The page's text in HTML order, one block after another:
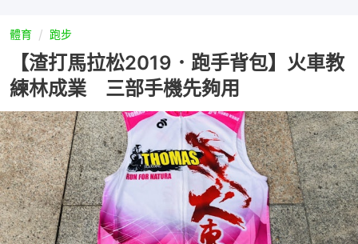
體育 跑步
【渣打馬拉松2019．跑手背包】火車教
練林成業 三部手機先夠用